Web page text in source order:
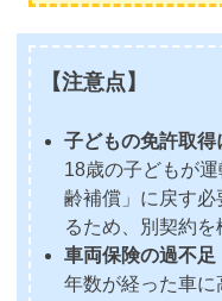
【注意点】
子どもの免許取得
18歳の子どもが
齢補償」に戻す
るため、別契約を
車両保険の過不足
年数が経った車